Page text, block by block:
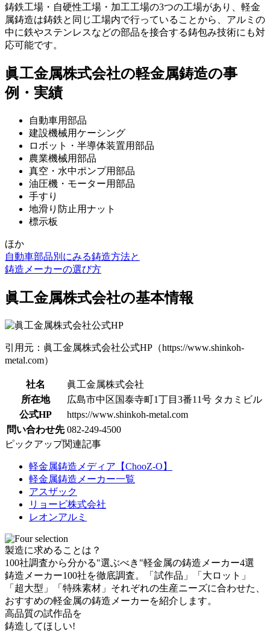
鋳鉄工場・自硬性工場・加工工場の3つの工場があり、軽金
属鋳造は鋳鉄と同じ工場内で行っていることから、アルミの
中に鉄やステンレスなどの部品を接合する鋳包み技術にも対
応可能です。
眞工金属株式会社の軽金属鋳造の事
例・実績
自動車用部品
建設機械用ケーシング
ロボット・半導体装置用部品
農業機械用部品
真空・水中ポンプ用部品
油圧機・モーター用部品
手すり
地滑り防止用ナット
標示板
ほか
自動車部品別にみる鋳造方法と
鋳造メーカーの選び方
眞工金属株式会社の基本情報
引用元：眞工金属株式会社公式HP（https://www.shinkoh-
metal.com）
社名
眞工金属株式会社
所在地
広島市中区国泰寺町1丁目3番11号 タカミビル
公式HP
https://www.shinkoh-metal.com
問い合わせ先 082-249-4500
ピックアップ関連記事
軽金属鋳造メディア【ChooZ-O】
軽金属鋳造メーカー一覧
アスザック
リョービ株式会社
レオンアルミ
製造に求めることは？
100社調査から分かる"選ぶべき"軽金属の鋳造メーカー4選
鋳造メーカー100社を徹底調査。「試作品」「大ロット」
「超大型」「特殊素材」それぞれの生産ニーズに合わせた、
おすすめの軽金属の鋳造メーカーを紹介します。
高品質の試作品を
鋳造してほしい!